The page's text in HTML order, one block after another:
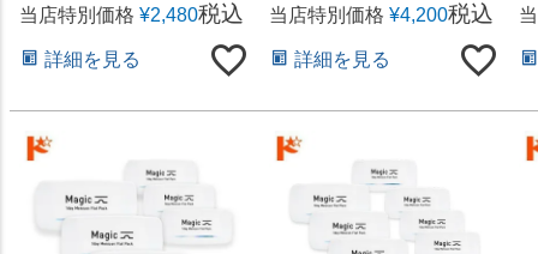
当店特別価格 ¥2,480税込
詳細を見る
当店特別価格 ¥4,200税込
詳細を見る